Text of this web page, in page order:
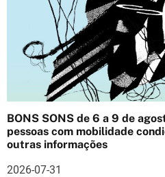
d
e
a
BONS SONS de 6 a 9 de
pessoas com mobilidade
outras informações
2026-07-31